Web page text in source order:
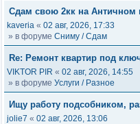
Сдам свою 2кк на Античном
kaveria « 02 авг, 2026, 17:33
» в форуме Сниму / Сдам
Re: Ремонт квартир под
VIKTOR PIR « 02 авг, 2026, 14:55
» в форуме Услуги / Разное
Ищу работу подсобником,
jolie7 « 02 авг, 2026, 13:06